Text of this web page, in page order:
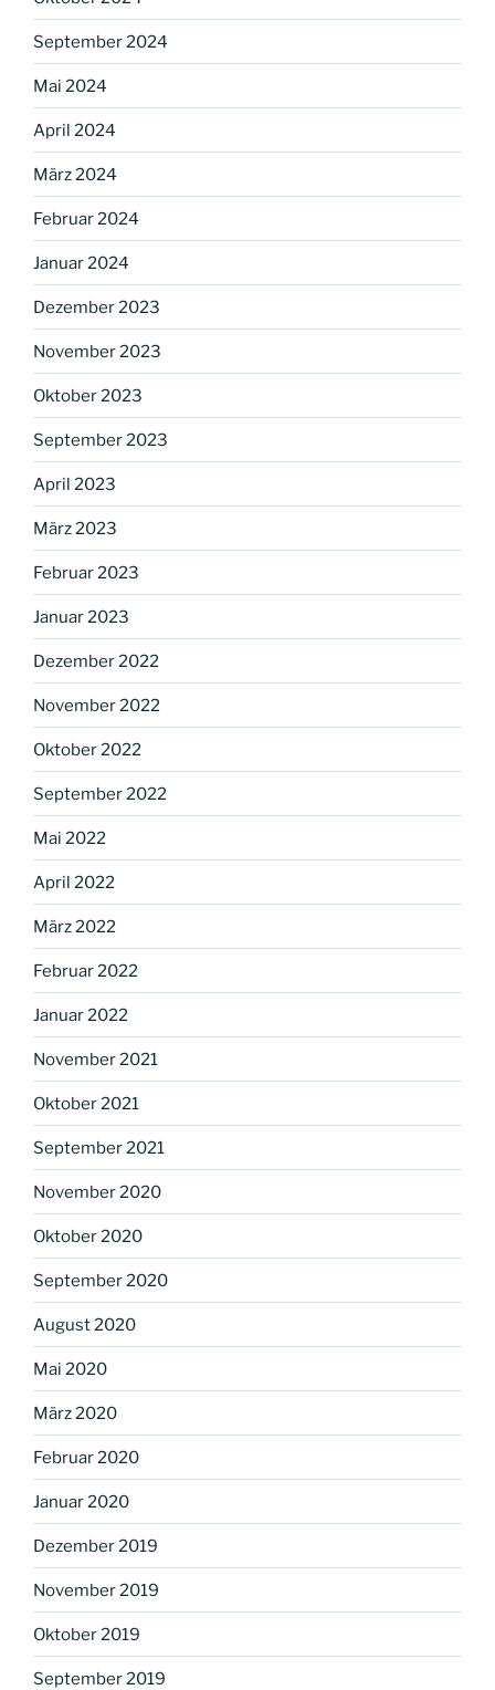
September 2024
Mai 2024
April 2024
März 2024
Februar 2024
Januar 2024
Dezember 2023
November 2023
Oktober 2023
September 2023
April 2023
März 2023
Februar 2023
Januar 2023
Dezember 2022
November 2022
Oktober 2022
September 2022
Mai 2022
April 2022
März 2022
Februar 2022
Januar 2022
November 2021
Oktober 2021
September 2021
November 2020
Oktober 2020
September 2020
August 2020
Mai 2020
März 2020
Februar 2020
Januar 2020
Dezember 2019
November 2019
Oktober 2019
September 2019